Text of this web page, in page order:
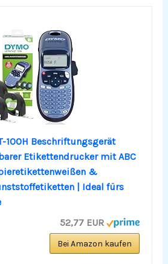
100H Beschriftungsgerät
Etikettendrucker mit ABC
&
| Ideal fürs
52,77 EUR
Bei Amazon kaufen